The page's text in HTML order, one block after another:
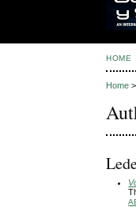
HOME
Home